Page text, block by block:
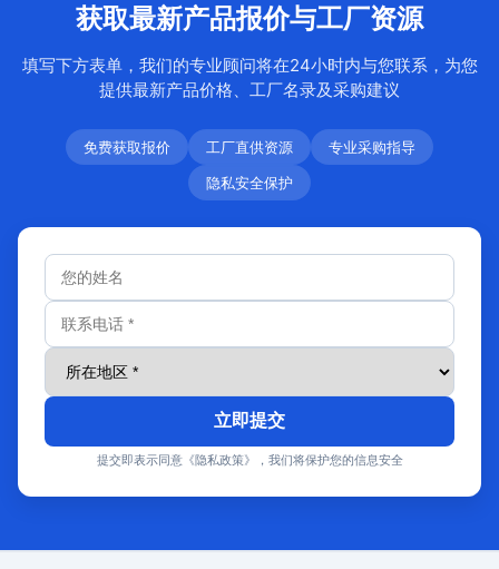
获取最新产品报价与工厂资源
填写下方表单，我们的专业顾问将在24小时内与您联系，为您
提供最新产品价格、工厂名录及采购建议
免费获取报价 工厂直供资源
专业采购指导
隐私安全保护
立即提交
提交即表示同意《隐私政策》，我们将保护您的信息安全